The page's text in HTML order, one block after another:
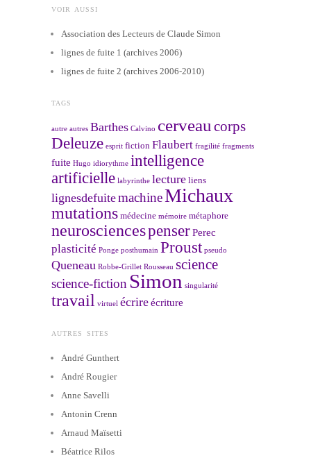
VOIR AUSSI
Association des Lecteurs de Claude Simon
lignes de fuite 1 (archives 2006)
lignes de fuite 2 (archives 2006-2010)
TAGS
autre autres Barthes Calvino cerveau corps
Deleuze esprit fiction Flaubert fragilité fragments
fuite Hugo idiorythme intelligence
artificielle labyrinthe lecture liens
lignesdefuitemachineMichaux
mutations médecine mémoire métaphore
neurosciencespenserPerec
plasticité Ponge posthumain Proust pseudo
Queneau Robbe-Grillet Rousseau science
science-fiction Simon singularité
travail virtuel écrireécriture
AUTRES SITES
André Gunthert
André Rougier
Anne Savelli
Antonin Crenn
Arnaud Maïsetti
Béatrice Rilos